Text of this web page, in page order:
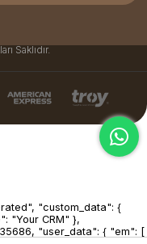
Saklıdır.
"custom_data": {
"Your CRM" },
"user_data": { "em": [